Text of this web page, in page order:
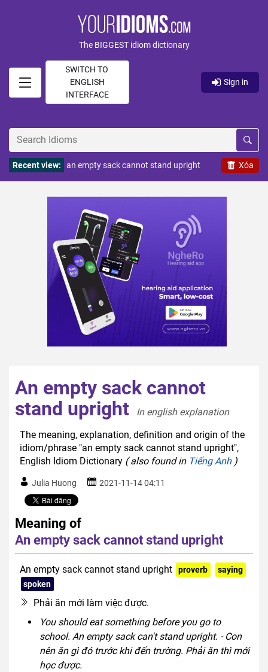
The BIGGEST idiom dictionary
SWITCH TO
ENGLISH
INTERFACE
Sign in
Xóa
Recent view: an empty sack cannot stand upright
An empty sack cannot
stand upright
In english explanation
The meaning, explanation, definition and origin of the
idiom/phrase "an empty sack cannot stand upright",
English Idiom Dictionary ( also found in Tiếng Anh)
Julia Huong 2021-11-14 04:11
Meaning of
An empty sack cannot stand upright
An empty sack cannot stand upright proverb
saying
spoken
Phải ăn mới làm việc được.
You should eat something before you go to
school. An empty sack can't stand upright. - Con
nên ăn gì đó trước khi đến trường. Phải ăn thì mới
học được.